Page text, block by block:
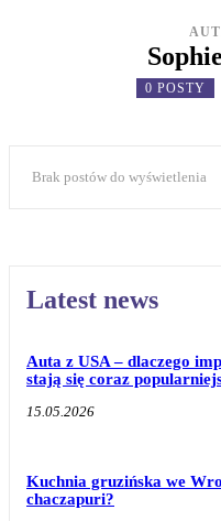
0 POSTY
Brak postów do wyświetlenia
Latest news
Auta z USA – dlaczego
stają się coraz
15.05.2026
Kuchnia gruzińska we
chaczapuri?